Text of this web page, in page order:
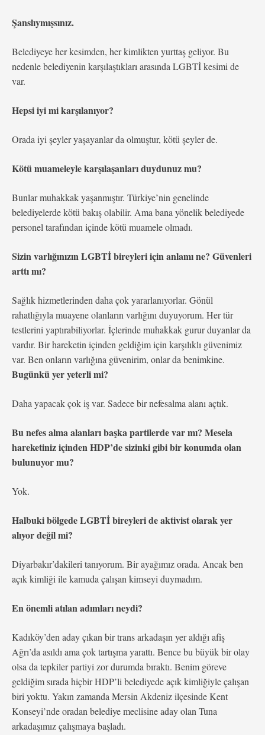
Şanslıymışsınız.
Belediyeye her kesimden, her kimlikten yurttaş geliyor. Bu
nedenle belediyenin karşılaştıkları arasında LGBTİ kesimi de
var.
Hepsi iyi mi karşılanıyor?
Orada iyi şeyler yaşayanlar da olmuştur, kötü şeyler de.
Kötü muameleyle karşılaşanları duydunuz mu?
Bunlar muhakkak yaşanmıştır. Türkiye’nin genelinde
belediyelerde kötü bakış olabilir. Ama bana yönelik belediyede
personel tarafından içinde kötü muamele olmadı.
Sizin varlığınızın LGBTİ bireyleri için anlamı ne? Güvenleri
arttı mı?
Sağlık hizmetlerinden daha çok yararlanıyorlar. Gönül
rahatlığıyla muayene olanların varlığını duyuyorum. Her tür
testlerini yaptırabiliyorlar. İçlerinde muhakkak gurur duyanlar da
vardır. Bir hareketin içinden geldiğim için karşılıklı güvenimiz
var. Ben onların varlığına güvenirim, onlar da benimkine.
Bugünkü yer yeterli mi?
Daha yapacak çok iş var. Sadece bir nefesalma alanı açtık.
Bu nefes alma alanları başka partilerde var mı? Mesela
hareketiniz içinden HDP’de sizinki gibi bir konumda olan
bulunuyor mu?
Yok.
Halbuki bölgede LGBTİ bireyleri de aktivist olarak yer
alıyor değil mi?
Diyarbakır’dakileri tanıyorum. Bir ayağımız orada. Ancak ben
açık kimliği ile kamuda çalışan kimseyi duymadım.
En önemli atılan adımları neydi?
Kadıköy’den aday çıkan bir trans arkadaşın yer aldığı afiş
Ağrı’da asıldı ama çok tartışma yarattı. Bence bu büyük bir olay
olsa da tepkiler partiyi zor durumda bıraktı. Benim göreve
geldiğim sırada hiçbir HDP’li belediyede açık kimliğiyle çalışan
biri yoktu. Yakın zamanda Mersin Akdeniz ilçesinde Kent
Konseyi’nde oradan belediye meclisine aday olan Tuna
arkadaşımız çalışmaya başladı.